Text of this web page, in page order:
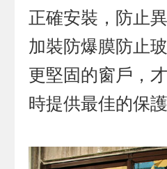
正確安裝，防止
加裝防爆膜防止
更堅固的窗戶，
時提供最佳的保護